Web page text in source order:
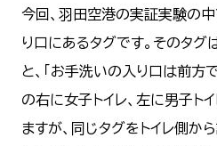
今回、羽田空港の実証実験の中
り口にあるタグです。そのタグ
と、「お手洗いの入り口は前方で
の右に女子トイレ、左に男子ト
ますが、同じタグをトイレ側か